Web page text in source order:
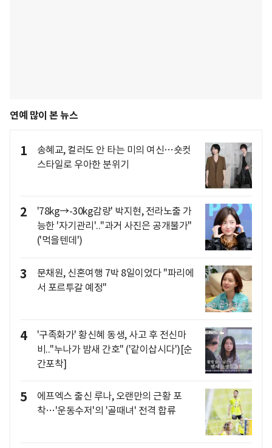
연예 많이 본 뉴스
1
송혜교, 컬러도 안 타는 미의 여신…숏컷
스타일로 우아한 분위기
2
'78kg→-30kg감량' 박지현, 전라노출 가
능한 '자기관리'.."과거 사진은 공개불가"
('먹을텐데')
3
문채원, 신혼여행 7박 8일이었다 "파리에
서 포르투갈 예정"
4
'구족화가' 황신혜 동생, 사고 후 전신마
비.."누나가 밤새 간호" ('같이삽시다')[순
간포착]
5
에프엑스 출신 루나, 오랜만의 근황 포
착…'운동수저'의 '골때녀' 전격 합류